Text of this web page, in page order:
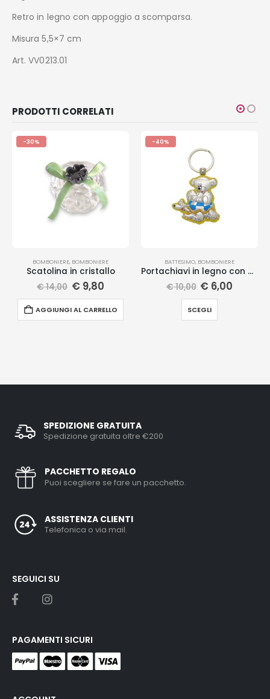
Retro in legno con appoggio a scomparsa.
Misura 5,5×7 cm
Art. VV0213.01
PRODOTTI CORRELATI
-30%
BOMBONIERE, BOMBONIERE
Scatolina in cristallo
€14,00 € 9,80
AGGIUNGI AL CARRELLO
-40%
BATTESIMO, BOMBONIERE
Portachiavi in legno con orsetto
€10,00 € 6,00
SCEGLI
SPEDIZIONE GRATUITA
Spedizione gratuita oltre €200
PACCHETTO REGALO
Puoi scegliere se fare un pacchetto.
ASSISTENZA CLIENTI
Telefonica o via mail.
SEGUICI SU
PAGAMENTI SICURI